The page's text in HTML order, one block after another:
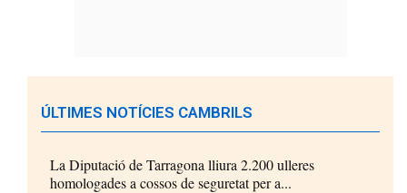
ÚLTIMES NOTÍCIES CAMBRILS
La Diputació de Tarragona lliura 2.200 ulleres
homologades a cossos de seguretat per a...